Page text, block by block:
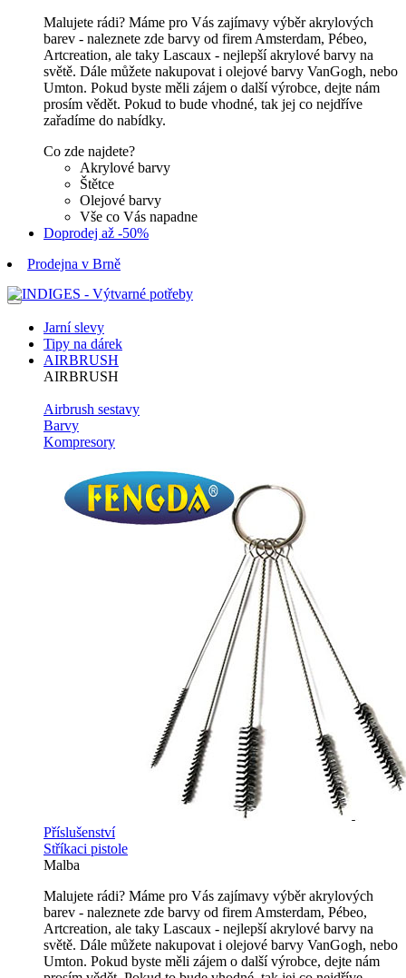
Malujete rádi? Máme pro Vás zajímavy výběr akrylových
barev - naleznete zde barvy od firem Amsterdam, Pébeo,
Artcreation, ale taky Lascaux - nejlepší akrylové barvy na
světě. Dále můžete nakupovat i olejové barvy VanGogh, nebo
Umton. Pokud byste měli zájem o další výrobce, dejte nám
prosím vědět. Pokud to bude vhodné, tak jej co nejdříve
zařadíme do nabídky.
Co zde najdete?
Akrylové barvy
Štětce
Olejové barvy
Vše co Vás napadne
Doprodej až -50%
Prodejna v Brně
Jarní slevy
Tipy na dárek
AIRBRUSH
AIRBRUSH
Airbrush sestavy
Barvy
Kompresory
Příslušenství
Stříkaci pistole
Malba
Malujete rádi? Máme pro Vás zajímavy výběr akrylových
barev - naleznete zde barvy od firem Amsterdam, Pébeo,
Artcreation, ale taky Lascaux - nejlepší akrylové barvy na
světě. Dále můžete nakupovat i olejové barvy VanGogh, nebo
Umton. Pokud byste měli zájem o další výrobce, dejte nám